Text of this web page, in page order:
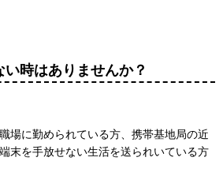
時はありませんか？
場に勤められている方、携帯基地局の近
末を手放せない生活を送られいている方